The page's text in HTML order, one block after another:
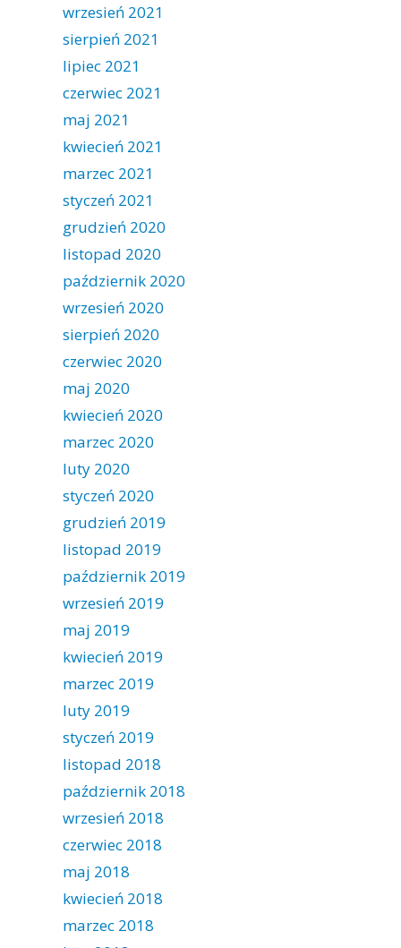
wrzesień 2021
sierpień 2021
lipiec 2021
czerwiec 2021
maj 2021
kwiecień 2021
marzec 2021
styczeń 2021
grudzień 2020
listopad 2020
październik 2020
wrzesień 2020
sierpień 2020
czerwiec 2020
maj 2020
kwiecień 2020
marzec 2020
luty 2020
styczeń 2020
grudzień 2019
listopad 2019
październik 2019
wrzesień 2019
maj 2019
kwiecień 2019
marzec 2019
luty 2019
styczeń 2019
listopad 2018
październik 2018
wrzesień 2018
czerwiec 2018
maj 2018
kwiecień 2018
marzec 2018